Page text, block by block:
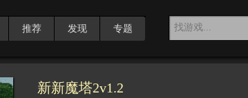
推荐 发现 专题
新新魔塔2v1.2